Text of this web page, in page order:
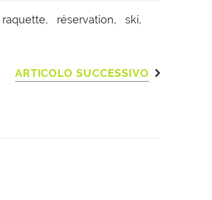
raquette, réservation, ski,
ARTICOLO SUCCESSIVO